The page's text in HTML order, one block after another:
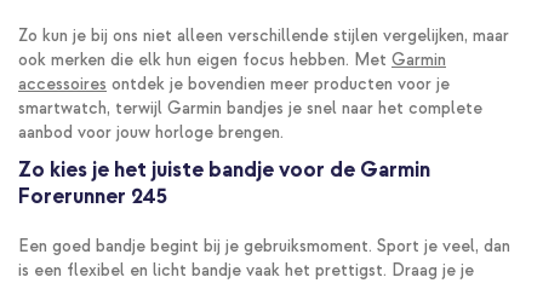
Zo kun je bij ons niet alleen verschillende stijlen vergelijken, maar
ook merken die elk hun eigen focus hebben. Met Garmin
accessoires ontdek je bovendien meer producten voor je
smartwatch, terwijl Garmin bandjes je snel naar het complete
aanbod voor jouw horloge brengen.
Zo kies je het juiste bandje voor de Garmin
Forerunner 245
Een goed bandje begint bij je gebruiksmoment. Sport je veel, dan
is een flexibel en licht bandje vaak het prettigst. Draag je je